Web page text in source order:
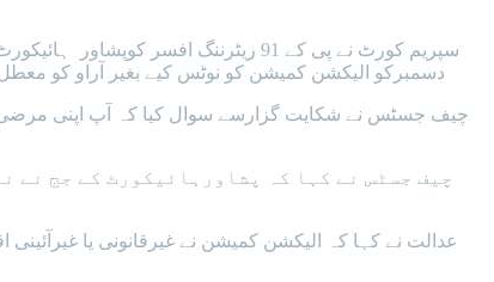
دسمبرکو الیکشن کمیشن کو نوٹس کیے بغیر آراو کو
چیف جسٹس نے شکایت گزارسے سوال کیا کہ آپ اپنی مرضی کا
چیف جسٹس نے کہا کہ پشاورہائیکورٹ کے جج نے
عدالت نے کہا کہ الیکشن کمیشن نے غیرقانونی یا